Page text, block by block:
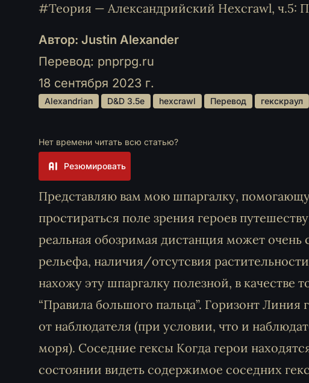
#Теория — Александрийский Hexcrawl, ч.5:
Автор: Justin Alexander
Перевод: pnprpg.ru
18 сентября 2023 г.
Alexandrian D&D 3.5e hexcrawl Перевод гекскраул
Нет времени читать всю статью?
Резюмировать
Представляю вам мою шпаргалку,
простираться поле зрения героев
реальная обозримая дистанция может очень
рельефа, наличия/отсутсвия
нахожу эту шпаргалку полезной, в качестве
“Правила большого пальца”. Горизонт
от наблюдателя (при условии, что и
моря). Соседние гексы Когда герои
состоянии видеть содержимое соседних